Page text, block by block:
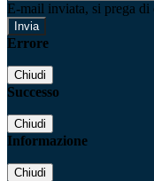
E-mail inviata, si prega di
Errore
Chiudi
Successo
Chiudi
Informazione
Chiudi